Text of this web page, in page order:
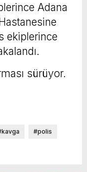
Adana
ekiplerince
sürüyor.
#polis